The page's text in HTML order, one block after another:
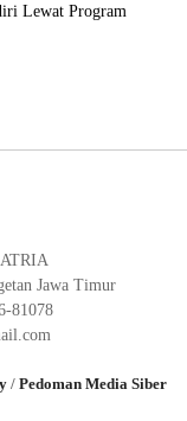
Lewat Program
Jawa Timur
81078
/ Pedoman Media Siber